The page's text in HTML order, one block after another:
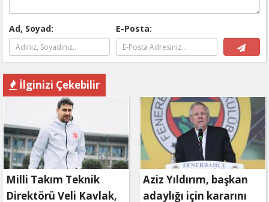
Ad, Soyad: E-Posta:
İlginizi Çekebilir
Milli Takım Teknik
Direktörü Veli Kavlak,
Aziz Yıldırım, başkan
adaylığı için kararını